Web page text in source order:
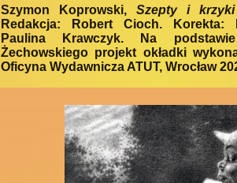
Szymon Koprowski, Szepty i
Redakcja: Robert Cioch. Korekta:
Paulina Krawczyk. Na
Żechowskiego projekt okładki
Oficyna Wydawnicza ATUT, Wrocław